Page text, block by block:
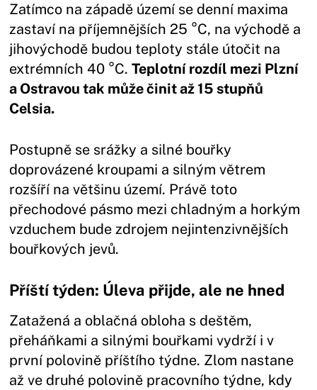
Zatímco na západě území se denní maxima
zastaví na příjemnějších 25 °C, na východě a
jihovýchodě budou teploty stále útočit na
extrémních 40 °C.Teplotní rozdíl mezi Plzní
a Ostravou tak může činit až 15 stupňů
Celsia.
Postupně se srážky a silné bouřky
doprovázené kroupami a silným větrem
rozšíří na většinu území. Právě toto
přechodové pásmo mezi chladným a horkým
vzduchem bude zdrojem nejintenzivnějších
bouřkových jevů.
Příští týden: Úleva přijde, ale ne hned
Zatažená a oblačná obloha s deštěm,
přeháňkami a silnými bouřkami vydrží i v
první polovině příštího týdne. Zlom nastane
až ve druhé polovině pracovního týdne, kdy